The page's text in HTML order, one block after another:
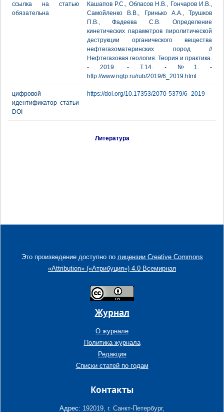
ссылка на статью
обязательна
Кашапов Р.С., Обласов Н.В., Гончаров И.В.,
Самойленко В.В., Гринько А.А., Трушков
П.В., Фадеева С.В. Определение
кинетических параметров пиролитической
деструкции органического вещества
нефтегазоматеринских пород //
Нефтегазовая геология. Теория и практика.
- 2019. - Т.14. - №1. -
http://www.ngtp.ru/rub/2019/6_2019.html
цифровой
идентификатор статьи
DOI
https://doi.org/10.17353/2070-5379/6_2019
Литература
Это произведение доступно по лицензии Creative Commons
«Attribution» («Атрибуция») 4.0 Всемирная
Журнал
О журнале
Политика журнала
Редакция
Списки статей по годам
Контакты
Адрес: 192019, г. Санкт-Петербург,